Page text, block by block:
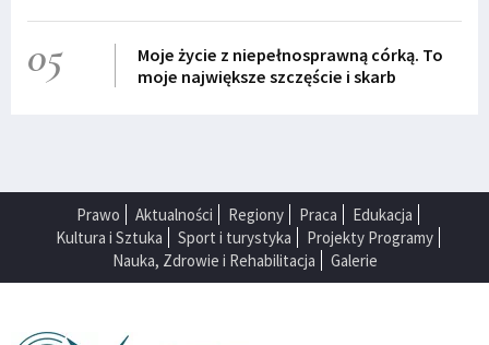
05
Moje życie z niepełnosprawną córką. To
moje największe szczęście i skarb
Prawo Aktualności Regiony Praca
Edukacja
Kultura i Sztuka
Sport i turystyka
Projekty Programy
Nauka, Zdrowie i Rehabilitacja
Galerie